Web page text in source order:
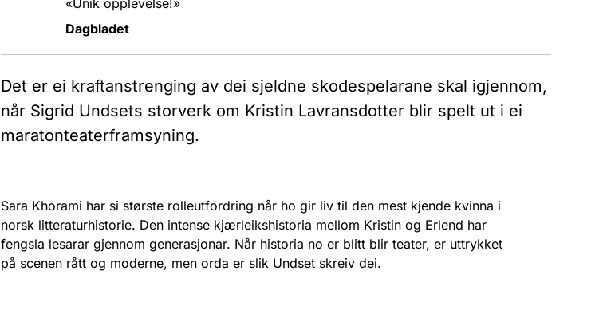
Dagbladet
Det er ei kraftanstrenging av dei sjeldne skodespelarane skal igjennom,
når Sigrid Undsets storverk om Kristin Lavransdotter blir spelt ut i ei
maratonteaterframsyning.
Sara Khorami har si største rolleutfordring når ho gir liv til den mest kjende kvinna i
norsk litteraturhistorie. Den intense kjærleikshistoria mellom Kristin og Erlend har
fengsla lesarar gjennom generasjonar. Når historia no er blitt blir teater, er uttrykket
på scenen rått og moderne, men orda er slik Undset skreiv dei.